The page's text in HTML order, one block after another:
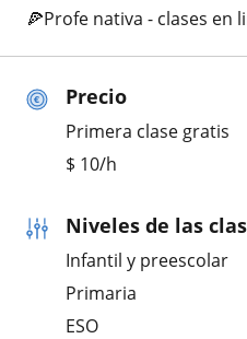
Precio
Primera clase gratis
$ 10/h
Niveles de las
Infantil y preescolar
Primaria
ESO
🍕Profe nativa - clases en